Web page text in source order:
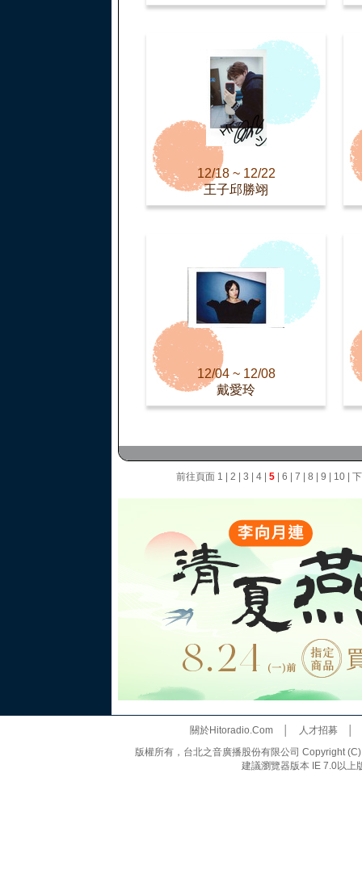
12/18 ~ 12/22
王子邱勝翊
12/04 ~ 12/08
戴愛玲
前往頁面 1 2 3 4| 5| 6 7 8 9 10|
關於Hitoradio.Com│ 人才招募
版權所有，台北之音廣播股份有限公司 Copyright
建議瀏覽器版本 IE 7.0以上